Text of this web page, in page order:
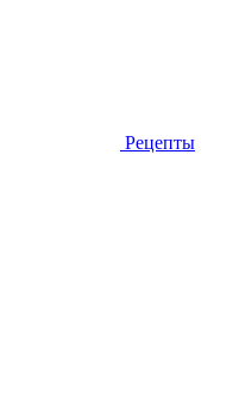
Рецепты